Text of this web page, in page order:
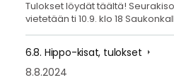
Tulokset löydät täältä!
vietetään ti 10.9. klo 18
6.8. Hippo-kisat, tulokset
8.8.2024